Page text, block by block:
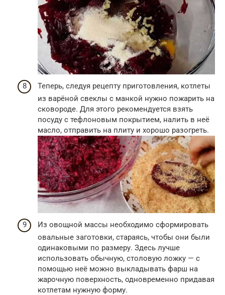
Теперь, следуя рецепту приготовления, котлеты
из варёной свеклы с манкой нужно пожарить на
сковороде. Для этого рекомендуется взять
посуду с тефлоновым покрытием, налить в неё
масло, отправить на плиту и хорошо разогреть.
Из овощной массы необходимо сформировать
овальные заготовки, стараясь, чтобы они были
одинаковыми по размеру. Здесь лучше
использовать обычную, столовую ложку — с
помощью неё можно выкладывать фарш на
жарочную поверхность, одновременно придавая
котлетам нужную форму.